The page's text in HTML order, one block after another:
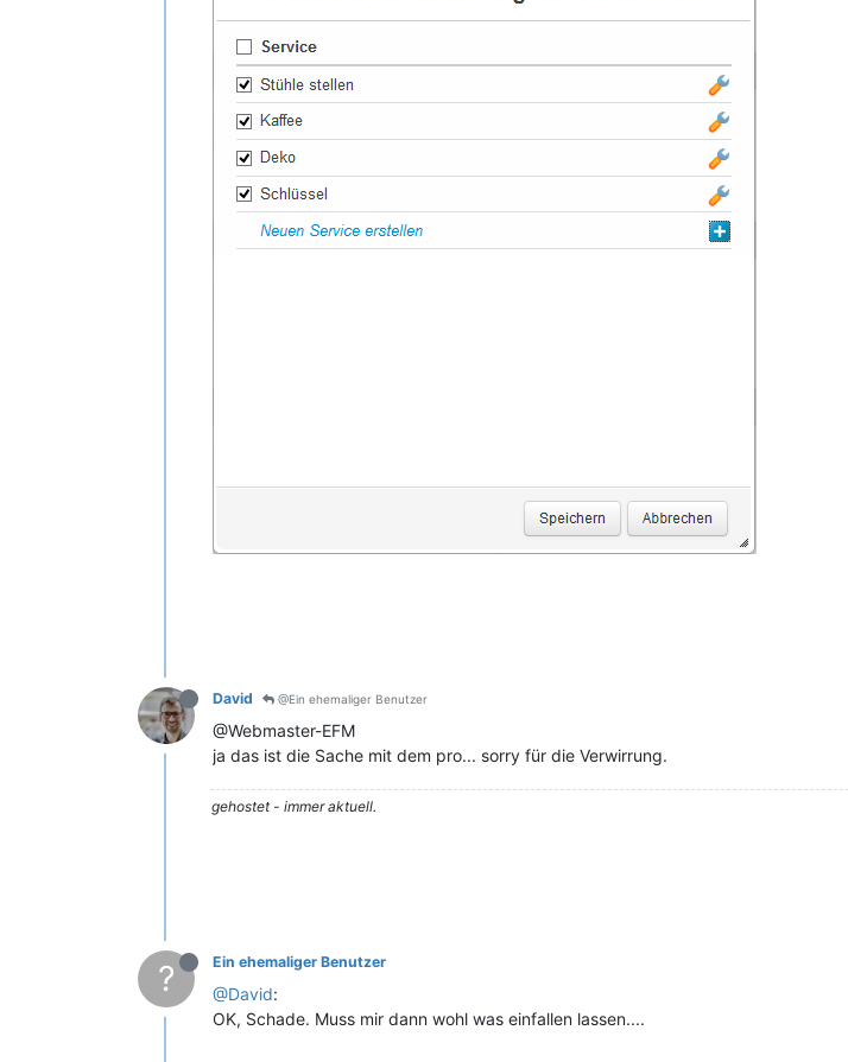
David @Ein ehemaliger Benutzer
@Webmaster-EFM
ja das ist die Sache mit dem pro... sorry für die Verwirrung.
gehostet - immer aktuell.
? Ein ehemaliger Benutzer
@David:
OK, Schade. Muss mir dann wohl was einfallen lassen....